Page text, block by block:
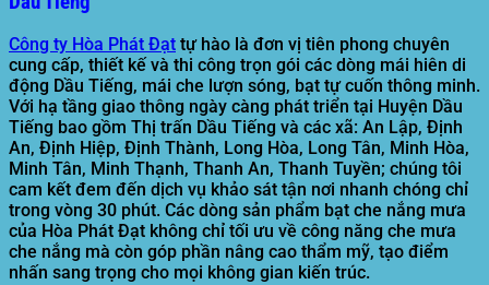
Công ty Hòa Phát Đạt tự hào là đơn vị tiên phong chuyên
cung cấp, thiết kế và thi công trọn gói các dòng mái hiên di
động Dầu Tiếng, mái che lượn sóng, bạt tự cuốn thông minh.
Với hạ tầng giao thông ngày càng phát triển tại Huyện Dầu
Tiếng bao gồm Thị trấn Dầu Tiếng và các xã: An Lập, Định
An, Định Hiệp, Định Thành, Long Hòa, Long Tân, Minh Hòa,
Minh Tân, Minh Thạnh, Thanh An, Thanh Tuyền; chúng tôi
cam kết đem đến dịch vụ khảo sát tận nơi nhanh chóng chỉ
trong vòng 30 phút. Các dòng sản phẩm bạt che nắng mưa
của Hòa Phát Đạt không chỉ tối ưu về công năng che mưa
che nắng mà còn góp phần nâng cao thẩm mỹ, tạo điểm
nhấn sang trọng cho mọi không gian kiến trúc.